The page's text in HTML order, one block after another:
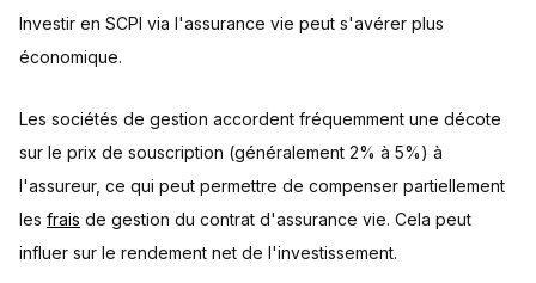
Investir en SCPI via l'assurance vie peut s'avérer plus
économique.
Les sociétés de gestion accordent fréquemment une décote
sur le prix de souscription (généralement 2% à 5%) à
l'assureur, ce qui peut permettre de compenser partiellement
les frais de gestion du contrat d'assurance vie. Cela peut
influer sur le rendement net de l'investissement.